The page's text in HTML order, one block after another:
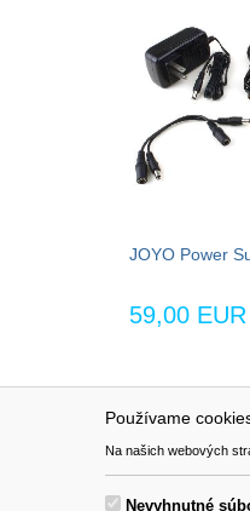
Používame
Na našich webových
Nevyhnutné
JOYO Power
59,00 EUR